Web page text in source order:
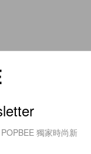
獨家時尚新